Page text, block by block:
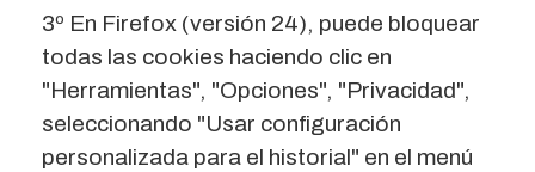
3º En Firefox (versión 24), puede bloquear
todas las cookies haciendo clic en
"Herramientas", "Opciones", "Privacidad",
seleccionando "Usar configuración
personalizada para el historial" en el menú